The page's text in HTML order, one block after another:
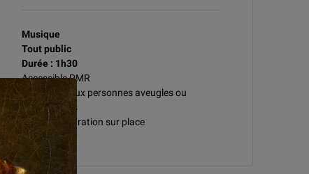
Musique
Tout public
Durée : 1h30
Accessible PMR
Accessible aux personnes aveugles ou
malvoyantes
Bar et restauration sur place